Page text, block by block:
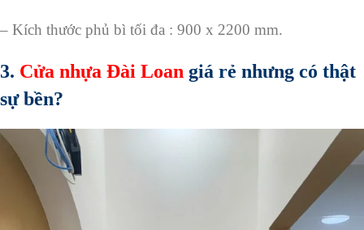
– Kích thước phủ bì tối đa : 900 x 2200 mm.
3. Cửa nhựa Đài Loan giá rẻ nhưng có thật
sự bền?